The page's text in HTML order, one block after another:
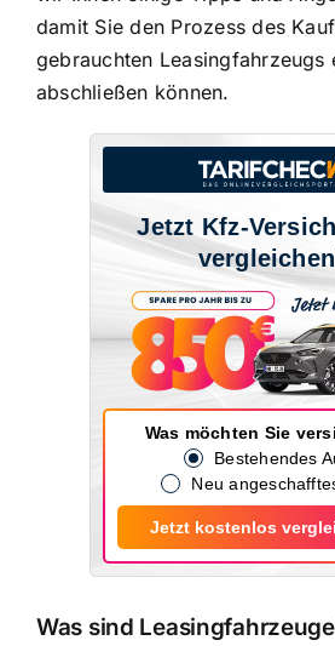
damit Sie den Prozess des
gebrauchten Leasingfahrzeugs
abschließen können.
Jetzt Kfz-
Was möchten Sie
Bestehendes
Neu
Jetzt kostenlos
Was sind